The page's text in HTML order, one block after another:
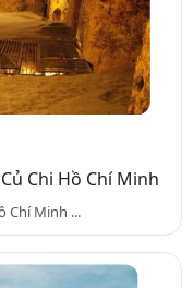
Chi Hồ Chí Minh
Chí Minh ...